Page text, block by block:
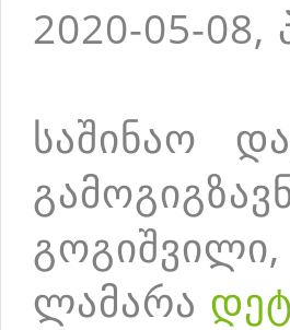
2020-05-08,
საშინაო
ლამარა